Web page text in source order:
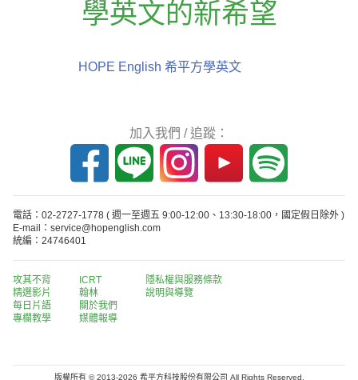
學英文的新希望
HOPE English 希平方學英文
加入我們 / 追蹤：
電話：02-2727-1778 ( 週一至週五 9:00-12:00、13:30-18:00，國定假日除外 )
E-mail：service@hopenglish.com
統編：24746401
攻其不背
精選影片
每日片語
專欄教學
ICRT
翰林
關於我們
媒體報導
隱私權與服務條款
說明與導覽
版權所有 © 2013-2026 希平方科技股份有限公司 All Rights Reserved.